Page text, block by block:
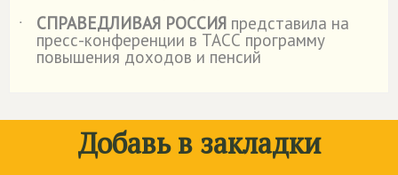
˙
СПРАВЕДЛИВАЯ РОССИЯ представила на
пресс-конференции в ТАСС программу
повышения доходов и пенсий
Добавь в закладки